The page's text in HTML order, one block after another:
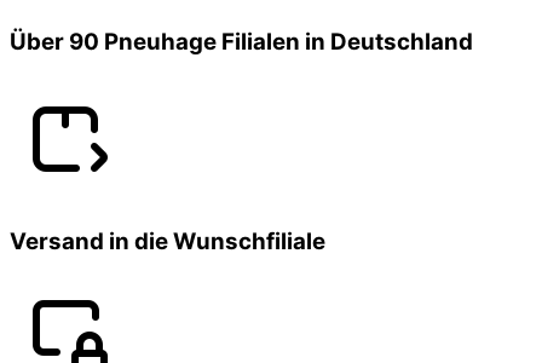
Über 90 Pneuhage Filialen in Deutschland
Versand in die Wunschfiliale